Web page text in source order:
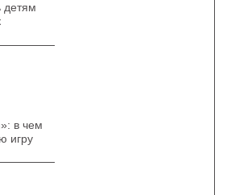
детям
в чем
игру